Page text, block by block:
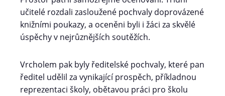
učitelé rozdali zasloužené pochvaly doprovázené
knižními poukazy, a oceněni byli i žáci za skvělé
úspěchy v nejrůznějších soutěžích.
Vrcholem pak byly ředitelské pochvaly, které pan
ředitel udělil za vynikající prospěch, příkladnou
reprezentaci školy, obětavou práci pro školu